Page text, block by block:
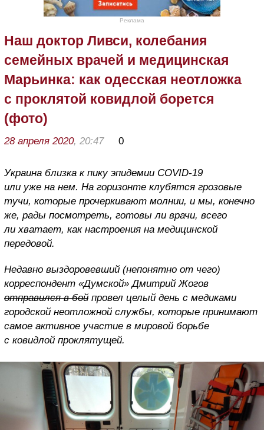
Реклама
Наш доктор Ливси, колебания
семейных врачей и медицинская
Марьинка: как одесская неотложка
с проклятой ковидлой борется
(фото)
28 апреля 2020, 20:47 0
Украина близка к пику эпидемии COVID-19
или уже на нем. На горизонте клубятся грозовые
тучи, которые прочеркивают молнии, и мы, конечно
же, рады посмотреть, готовы ли врачи, всего
ли хватает, как настроения на медицинской
передовой.
Недавно выздоровевший (непонятно от чего)
корреспондент «Думской» Дмитрий Жогов
отправился в бой провел целый день с медиками
городской неотложной службы, которые принимают
самое активное участие в мировой борьбе
с ковидлой проклятущей.